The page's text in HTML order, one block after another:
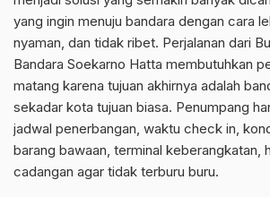
yang ingin menuju bandara dengan cara
nyaman, dan tidak ribet. Perjalanan dari
Bandara Soekarno Hatta membutuhkan
matang karena tujuan akhirnya adalah
sekadar kota tujuan biasa. Penumpang
jadwal penerbangan, waktu check in,
barang bawaan, terminal keberangkatan,
cadangan agar tidak terburu buru.